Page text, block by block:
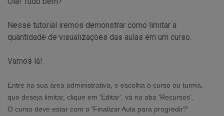
Nesse tutorial iremos demonstrar como limitar a
quantidade de visualizações das aulas em um curso.
Vamos lá!
Entre na sua área administrativa, e escolha o curso ou turma,
que deseja limitar, clique em 'Editar', vá na aba 'Recursos'.
O curso deve estar com o 'Finalizar Aula para progredir?'